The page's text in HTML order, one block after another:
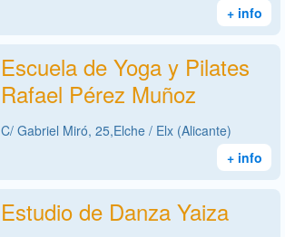
+ info
Escuela de Yoga y Pilates
Rafael Pérez Muñoz
C/ Gabriel Miró, 25,Elche / Elx (Alicante)
+ info
Estudio de Danza Yaiza